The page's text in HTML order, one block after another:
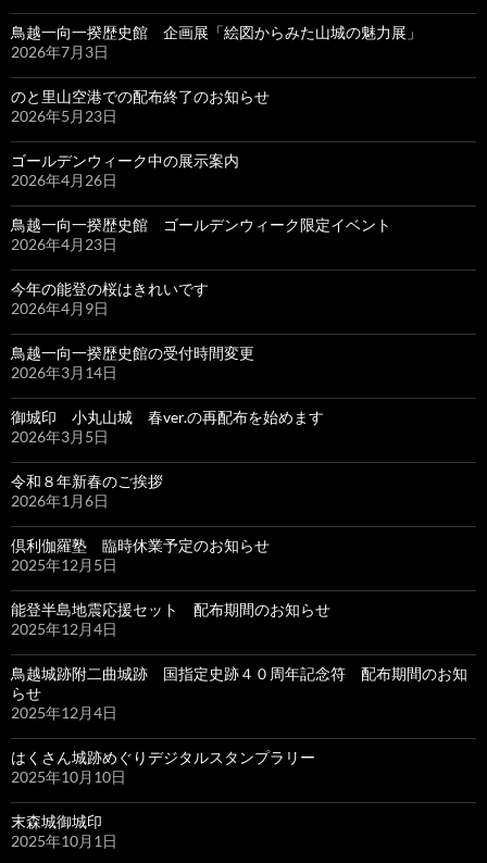
鳥越一向一揆歴史館 企画展「絵図からみた山城の魅力展」
2026年7月3日
のと里山空港での配布終了のお知らせ
2026年5月23日
ゴールデンウィーク中の展示案内
2026年4月26日
鳥越一向一揆歴史館 ゴールデンウィーク限定イベント
2026年4月23日
今年の能登の桜はきれいです
2026年4月9日
鳥越一向一揆歴史館の受付時間変更
2026年3月14日
御城印 小丸山城 春ver.の再配布を始めます
2026年3月5日
令和８年新春のご挨拶
2026年1月6日
倶利伽羅塾 臨時休業予定のお知らせ
2025年12月5日
能登半島地震応援セット 配布期間のお知らせ
2025年12月4日
鳥越城跡附二曲城跡 国指定史跡４０周年記念符 配布期間のお知
らせ
2025年12月4日
はくさん城跡めぐりデジタルスタンプラリー
2025年10月10日
末森城御城印
2025年10月1日